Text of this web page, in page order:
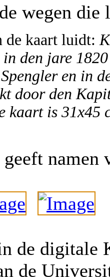
wegen die
de kaart luidt:
den jare
en in
door den
kaart is 31x45
namen
de digitale
de